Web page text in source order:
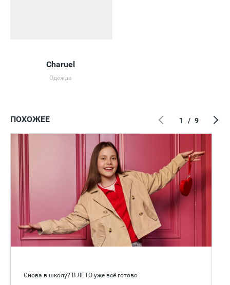
Charuel
Одежда
ПОХОЖЕЕ
Снова в школу? В ЛЕТО уже всё готово
1 / 9